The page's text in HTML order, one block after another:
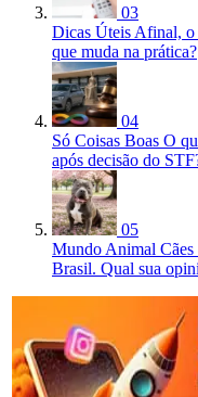
03
Dicas Úteis Afinal, o
que muda na prática?
04
Só Coisas Boas O
após decisão do
05
Mundo Animal
Brasil. Qual sua